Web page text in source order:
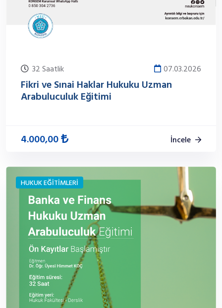
32 Saatlik 07.03.2026
Fikri ve Sınai Haklar Hukuku Uzman
Arabuluculuk Eğitimi
4.000,00 İncele
HUKUK EĞİTİMLERİ